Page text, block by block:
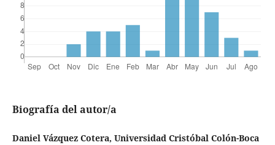
Biografía del autor/a
Daniel Vázquez Cotera, Universidad Cristóbal Colón-Boca